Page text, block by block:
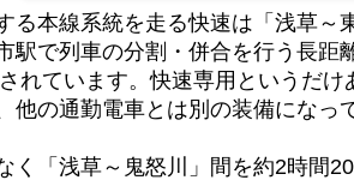
る本線系統を走る快速は「浅草～
駅で列車の分割・併合を行う長距
れています。快速専用というだけ
他の通勤電車とは別の装備になっ
く「浅草～鬼怒川」間を約2時間